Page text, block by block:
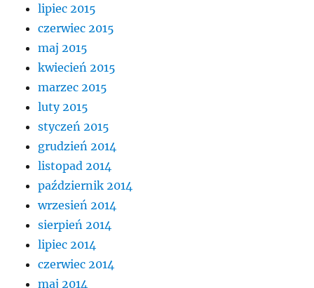
lipiec 2015
czerwiec 2015
maj 2015
kwiecień 2015
marzec 2015
luty 2015
styczeń 2015
grudzień 2014
listopad 2014
październik 2014
wrzesień 2014
sierpień 2014
lipiec 2014
czerwiec 2014
maj 2014